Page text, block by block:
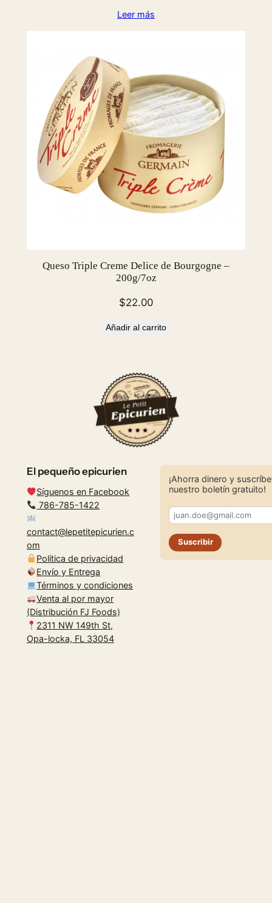
original
Leer más
Queso Triple Creme Delice de Bourgogne –
200g/7oz
$22.00
Añadir al carrito
El pequeño epicurien
Síguenos en Facebook
786-785-1422
contact@lepetitepicurien.c
om
Política de privacidad
Envío y Entrega
Términos y condiciones
Venta al por mayor
(Distribución FJ Foods)
2311 NW 149th St,
Opa-locka, FL 33054
¡Ahorra dinero y
nuestro boletín gratuito!
Suscribir